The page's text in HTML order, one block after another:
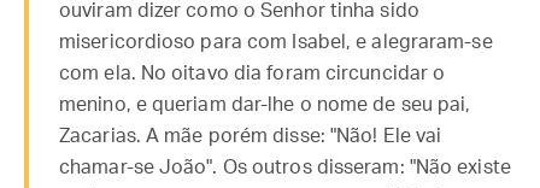
ouviram dizer como o Senhor tinha sido
misericordioso para com Isabel, e alegraram-se
com ela. No oitavo dia foram circuncidar o
menino, e queriam dar-lhe o nome de seu pai,
Zacarias. A mãe porém disse: "Não! Ele vai
chamar-se João". Os outros disseram: "Não existe